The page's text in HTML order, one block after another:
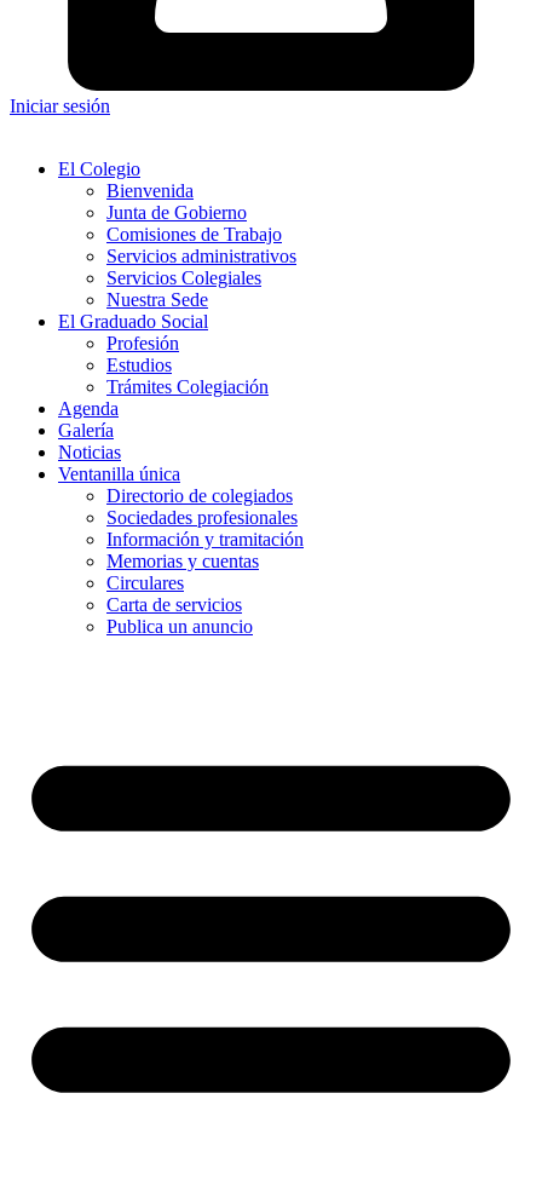
Iniciar sesión
El Colegio
Bienvenida
Junta de Gobierno
Comisiones de Trabajo
Servicios administrativos
Servicios Colegiales
Nuestra Sede
El Graduado Social
Profesión
Estudios
Trámites Colegiación
Agenda
Galería
Noticias
Ventanilla única
Directorio de colegiados
Sociedades profesionales
Información y tramitación
Memorias y cuentas
Circulares
Carta de servicios
Publica un anuncio